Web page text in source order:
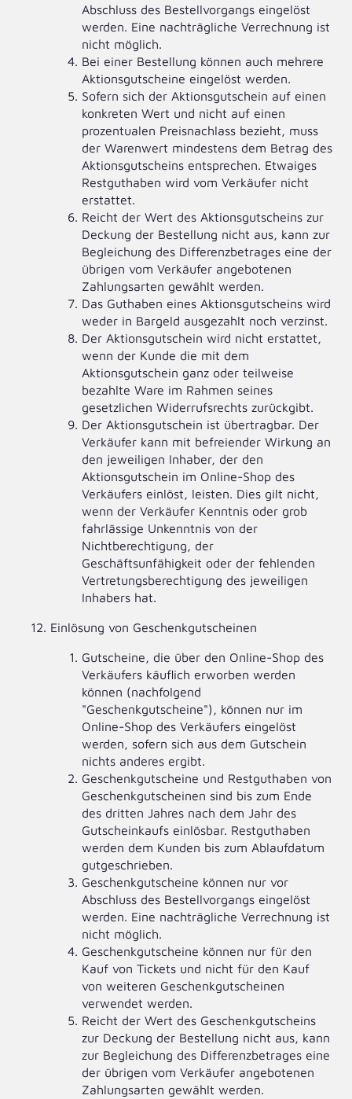
Abschluss des Bestellvorgangs eingelöst
werden. Eine nachträgliche Verrechnung ist
nicht möglich.
Bei einer Bestellung können auch mehrere
Aktionsgutscheine eingelöst werden.
Sofern sich der Aktionsgutschein auf einen
konkreten Wert und nicht auf einen
prozentualen Preisnachlass bezieht, muss
der Warenwert mindestens dem Betrag des
Aktionsgutscheins entsprechen. Etwaiges
Restguthaben wird vom Verkäufer nicht
erstattet.
Reicht der Wert des Aktionsgutscheins zur
Deckung der Bestellung nicht aus, kann zur
Begleichung des Differenzbetrages eine der
übrigen vom Verkäufer angebotenen
Zahlungsarten gewählt werden.
Das Guthaben eines Aktionsgutscheins wird
weder in Bargeld ausgezahlt noch verzinst.
Der Aktionsgutschein wird nicht erstattet,
wenn der Kunde die mit dem
Aktionsgutschein ganz oder teilweise
bezahlte Ware im Rahmen seines
gesetzlichen Widerrufsrechts zurückgibt.
Der Aktionsgutschein ist übertragbar. Der
Verkäufer kann mit befreiender Wirkung an
den jeweiligen Inhaber, der den
Aktionsgutschein im Online-Shop des
Verkäufers einlöst, leisten. Dies gilt nicht,
wenn der Verkäufer Kenntnis oder grob
fahrlässige Unkenntnis von der
Nichtberechtigung, der
Geschäftsunfähigkeit oder der fehlenden
Vertretungsberechtigung des jeweiligen
Inhabers hat.
Einlösung von Geschenkgutscheinen
Gutscheine, die über den Online-Shop des
Verkäufers käuflich erworben werden
können (nachfolgend
"Geschenkgutscheine"), können nur im
Online-Shop des Verkäufers eingelöst
werden, sofern sich aus dem Gutschein
nichts anderes ergibt.
Geschenkgutscheine und Restguthaben von
Geschenkgutscheinen sind bis zum Ende
des dritten Jahres nach dem Jahr des
Gutscheinkaufs einlösbar. Restguthaben
werden dem Kunden bis zum Ablaufdatum
gutgeschrieben.
Geschenkgutscheine können nur vor
Abschluss des Bestellvorgangs eingelöst
werden. Eine nachträgliche Verrechnung ist
nicht möglich.
Geschenkgutscheine können nur für den
Kauf von Tickets und nicht für den Kauf
von weiteren Geschenkgutscheinen
verwendet werden.
Reicht der Wert des Geschenkgutscheins
zur Deckung der Bestellung nicht aus, kann
zur Begleichung des Differenzbetrages eine
der übrigen vom Verkäufer angebotenen
Zahlungsarten gewählt werden.